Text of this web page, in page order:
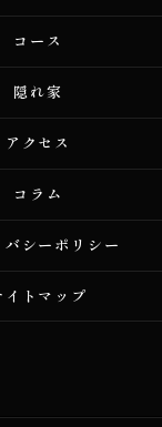
コース
隠れ家
アクセス
コラム
バシーポリシー
イトマップ